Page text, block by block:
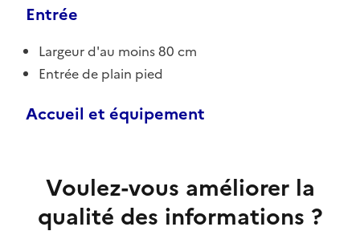
Entrée
Largeur d'au moins 80 cm
Entrée de plain pied
Accueil et équipement
Voulez-vous améliorer la
qualité des informations ?